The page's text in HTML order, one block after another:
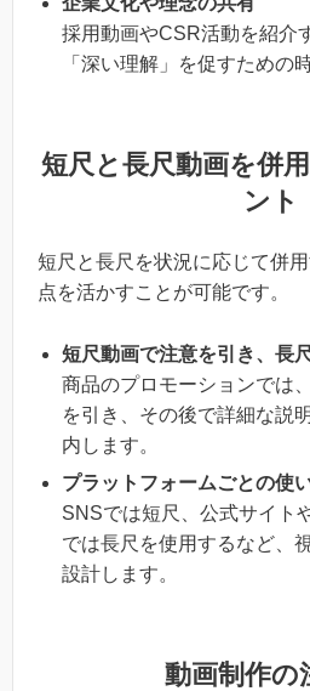
採用動画やCSR活動を紹介
「深い理解」を促すための
短尺と長尺動画を併
ント
短尺と長尺を状況に応じて併
点を活かすことが可能です。
短尺動画で注意を引き、長
商品のプロモーションでは
を引き、その後で詳細な説
内します。
プラットフォームごとの使
SNSでは短尺、公式サイト
では長尺を使用するなど、
設計します。
動画制作の